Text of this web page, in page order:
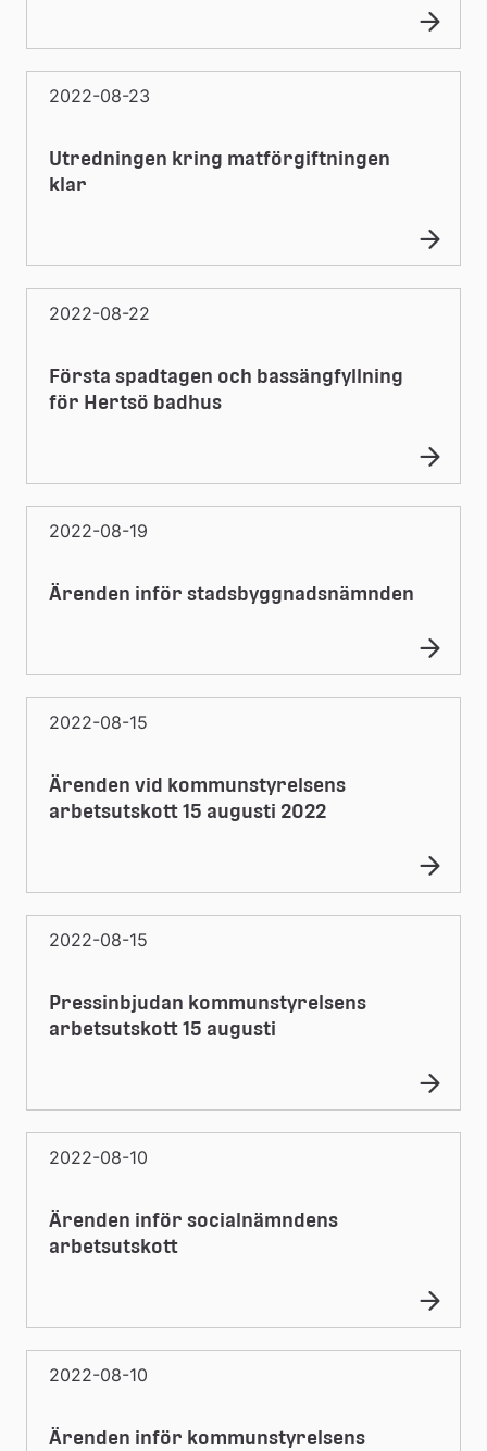
2022-08-23
Utredningen kring matförgiftningen
klar
2022-08-22
Första spadtagen och bassängfyllning
för Hertsö badhus
2022-08-19
Ärenden inför stadsbyggnadsnämnden
2022-08-15
Ärenden vid kommunstyrelsens
arbetsutskott 15 augusti 2022
2022-08-15
Pressinbjudan kommunstyrelsens
arbetsutskott 15 augusti
2022-08-10
Ärenden inför socialnämndens
arbetsutskott
2022-08-10
Ärenden inför kommunstyrelsens